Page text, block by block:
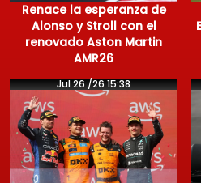
Renace la esperanza de
Alonso y Stroll con el
renovado Aston Martin
AMR26
Jul 26 /26 15:38